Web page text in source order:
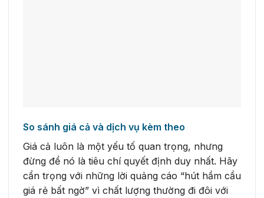
So sánh giá cả và dịch vụ kèm theo
Giá cả luôn là một yếu tố quan trọng, nhưng
đừng để nó là tiêu chí quyết định duy nhất. Hãy
cẩn trọng với những lời quảng cáo “hút hầm cầu
giá rẻ bất ngờ” vì chất lượng thường đi đôi với